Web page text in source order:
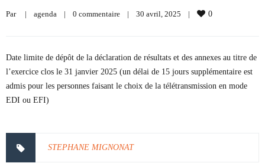
Par | agenda | 0 commentaire | 30 avril, 2025 | 0
Date limite de dépôt de la déclaration de résultats et des annexes au titre de
l’exercice clos le 31 janvier 2025 (un délai de 15 jours supplémentaire est
admis pour les personnes faisant le choix de la télétransmission en mode
EDI ou EFI)
STEPHANE MIGNONAT